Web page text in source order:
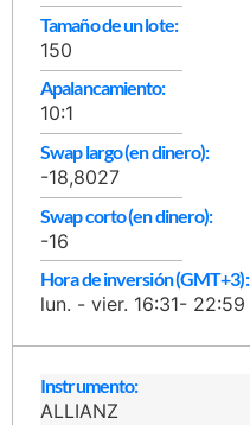
Tamaño de un lote:
150
Apalancamiento:
10:1
Swap largo (en dinero):
-18,8027
Swap corto (en dinero):
-16
Hora de inversión (GMT+3):
lun. - vier. 16:31- 22:59
Instrumento:
ALLIANZ